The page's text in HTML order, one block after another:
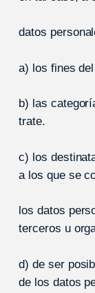
datos
a) los fines
b) las
trate.
c) los
a los que se
los datos
terceros u
d) de ser
de los datos